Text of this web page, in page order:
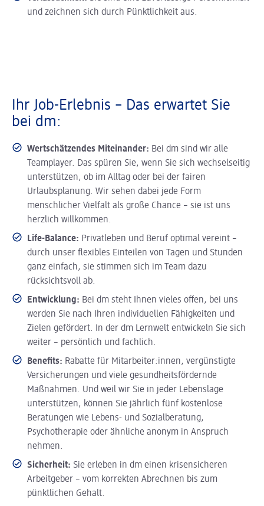
und zeichnen sich durch Pünktlichkeit aus.
Ihr Job-Erlebnis – Das erwartet Sie
bei dm:
Wertschätzendes Miteinander: Bei dm sind wir alle
Teamplayer. Das spüren Sie, wenn Sie sich wechselseitig
unterstützen, ob im Alltag oder bei der fairen
Urlaubsplanung. Wir sehen dabei jede Form
menschlicher Vielfalt als große Chance – sie ist uns
herzlich willkommen.
Life-Balance: Privatleben und Beruf optimal vereint –
durch unser flexibles Einteilen von Tagen und Stunden
ganz einfach, sie stimmen sich im Team dazu
rücksichtsvoll ab.
Entwicklung: Bei dm steht Ihnen vieles offen, bei uns
werden Sie nach Ihren individuellen Fähigkeiten und
Zielen gefördert. In der dm Lernwelt entwickeln Sie sich
weiter – persönlich und fachlich.
Benefits: Rabatte für Mitarbeiter:innen, vergünstigte
Versicherungen und viele gesundheitsfördernde
Maßnahmen. Und weil wir Sie in jeder Lebenslage
unterstützen, können Sie jährlich fünf kostenlose
Beratungen wie Lebens- und Sozialberatung,
Psychotherapie oder ähnliche anonym in Anspruch
nehmen.
Sicherheit: Sie erleben in dm einen krisensicheren
Arbeitgeber – vom korrekten Abrechnen bis zum
pünktlichen Gehalt.